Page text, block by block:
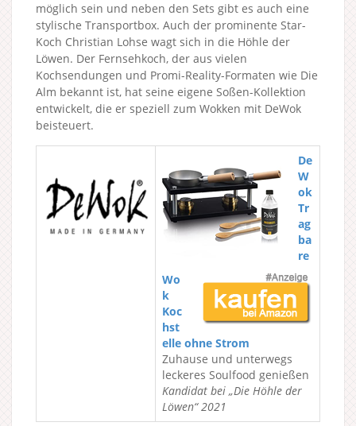
möglich sein und neben den Sets gibt es auch eine
stylische Transportbox. Auch der prominente Star-
Koch Christian Lohse wagt sich in die Höhle der
Löwen. Der Fernsehkoch, der aus vielen
Kochsendungen und Promi-Reality-Formaten wie Die
Alm bekannt ist, hat seine eigene Soßen-Kollektion
entwickelt, die er speziell zum Wokken mit DeWok
beisteuert.
De
W
ok
Tr
ag
ba
re
Wo
k
Koc
hst
elle ohne Strom
Zuhause und unterwegs
leckeres Soulfood genießen
Kandidat bei „Die Höhle der
Löwen“ 2021